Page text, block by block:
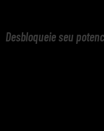
Desbloqueie seu